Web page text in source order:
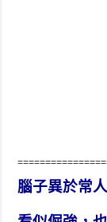
腦子異於常